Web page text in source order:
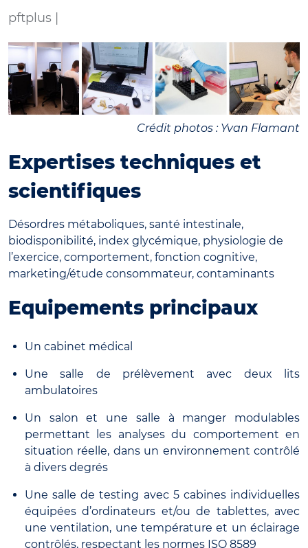
pftplus |
Crédit photos : Yvan Flamant
Expertises techniques et
scientifiques
Désordres métaboliques, santé intestinale,
biodisponibilité, index glycémique, physiologie de
l’exercice, comportement, fonction cognitive,
marketing/étude consommateur, contaminants
Equipements principaux
Un cabinet médical
Une salle de prélèvement avec deux lits
ambulatoires
Un salon et une salle à manger modulables
permettant les analyses du comportement en
situation réelle, dans un environnement contrôlé
à divers degrés
Une salle de testing avec 5 cabines individuelles
équipées d’ordinateurs et/ou de tablettes, avec
une ventilation, une température et un éclairage
contrôlés, respectant les normes ISO 8589